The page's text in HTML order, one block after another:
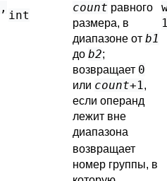
,
int
count равного
размера, в
диапазоне от b1
до b2;
возвращает 0
или count+1,
если операнд
лежит вне
диапазона
возвращает
номер группы, в